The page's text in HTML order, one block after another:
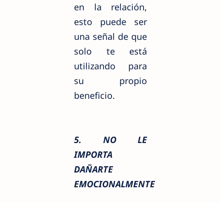
en la relación,
esto puede ser
una señal de que
solo te está
utilizando para
su propio
beneficio.
5. NO LE
IMPORTA
DAÑARTE
EMOCIONALMENTE